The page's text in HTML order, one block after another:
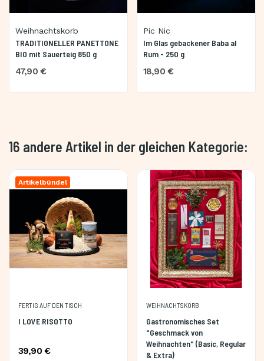
Weihnachtskorb
TRADITIONELLER PANETTONE
BIO mit Sauerteig 850 g
47,90 €
Pic Nic
Im Glas gebackener Baba al
Rum - 250 g
18,90 €
16 andere Artikel in der gleichen Kategorie:
Artikelbündel
FERTIG AUF DEN TISCH
I LOVE RISOTTO
39,90 €
WEIHNACHTSKORB
Gastronomisches Set
"Geschmack von
Weihnachten" (Basic, Regular
& Extra)